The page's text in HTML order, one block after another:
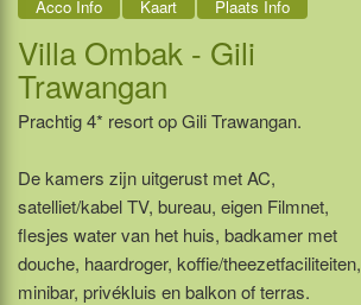
Acco Info Kaart Plaats Info
Villa Ombak - Gili
Trawangan
Prachtig 4* resort op Gili Trawangan.
De kamers zijn uitgerust met AC,
satelliet/kabel TV, bureau, eigen Filmnet,
flesjes water van het huis, badkamer met
douche, haardroger, koffie/theezetfaciliteiten,
minibar, privékluis en balkon of terras.